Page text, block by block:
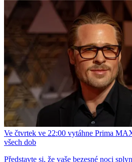
Ve čtvrtek ve 22:00 vytáhne Prima
všech dob
Představte si, že vaše bezesné noci